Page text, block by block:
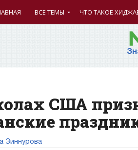
ВСЕ ТЕМЫ ЧТО ТАКОЕ
США
Зиннурова